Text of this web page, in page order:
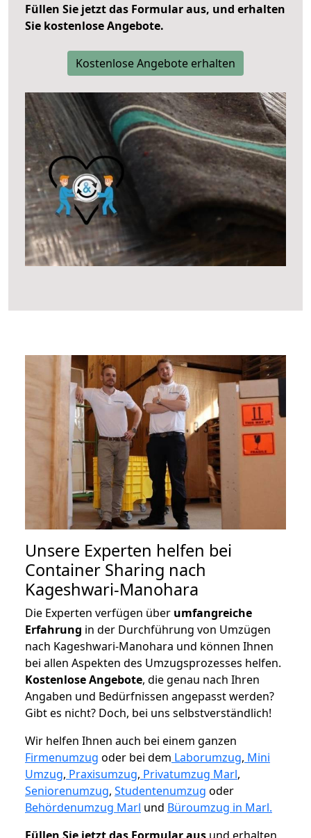
Füllen Sie jetzt das Formular aus, und erhalten
Sie kostenlose Angebote.
Kostenlose Angebote erhalten
Unsere Experten helfen bei
Container Sharing nach
Kageshwari-Manohara
Die Experten verfügen über umfangreiche
Erfahrung in der Durchführung von Umzügen
nach Kageshwari-Manohara und können Ihnen
bei allen Aspekten des Umzugsprozesses helfen.
Kostenlose Angebote, die genau nach Ihren
Angaben und Bedürfnissen angepasst werden?
Gibt es nicht? Doch, bei uns selbstverständlich!
Wir helfen Ihnen auch bei einem ganzen
Firmenumzug oder bei dem Laborumzug, Mini
Umzug, Praxisumzug, Privatumzug Marl,
Seniorenumzug, Studentenumzug oder
Behördenumzug Marl und Büroumzug in Marl.